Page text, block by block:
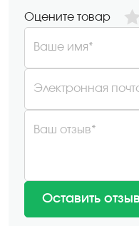
Оцените товар
Ваше имя*
Электронная
Ваш отзыв*
Оставить отзыв